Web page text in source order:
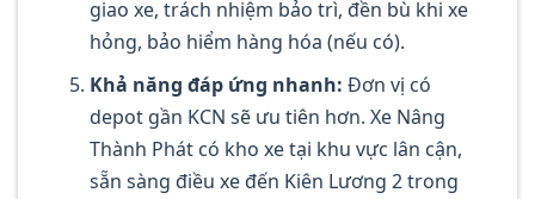
giao xe, trách nhiệm bảo trì, đền bù khi xe
hỏng, bảo hiểm hàng hóa (nếu có).
Khả năng đáp ứng nhanh: Đơn vị có
depot gần KCN sẽ ưu tiên hơn. Xe Nâng
Thành Phát có kho xe tại khu vực lân cận,
sẵn sàng điều xe đến Kiên Lương 2 trong